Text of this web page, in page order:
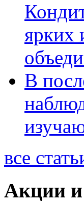
ярких
В
все
Акции и